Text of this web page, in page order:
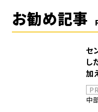
お勧め記事
セ
し
加
PR
中